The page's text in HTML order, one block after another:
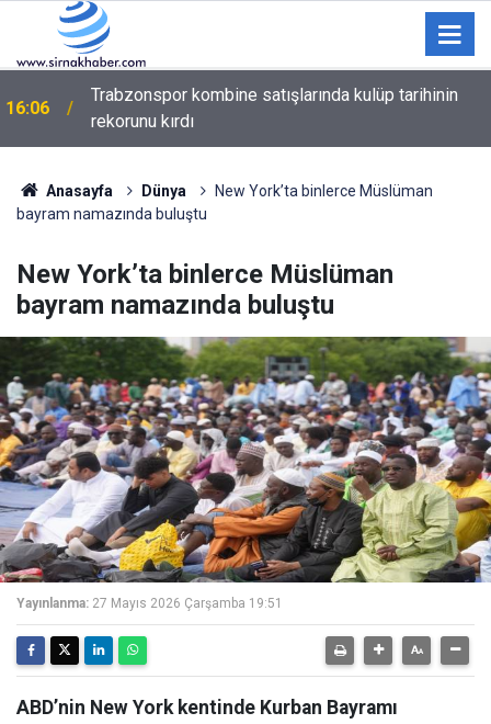
15:10 Cizre’de "Temiz Kent" Seferberliği
Anasayfa Dünya
New York’ta binlerce Müslüman
bayram namazında buluştu
New York’ta binlerce Müslüman
bayram namazında buluştu
Yayınlanma: 27 Mayıs 2026 Çarşamba 19:51
ABD’nin New York kentinde Kurban Bayramı